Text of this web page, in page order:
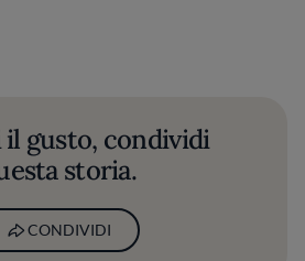
gusto, condividi
storia.
CONDIVIDI